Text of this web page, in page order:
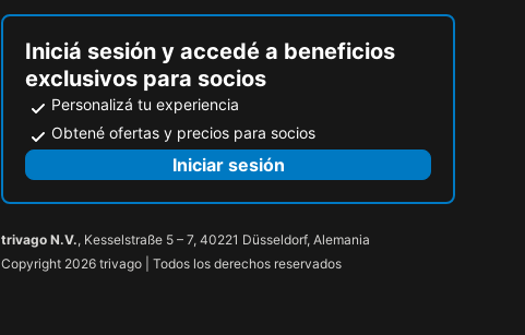
Iniciá sesión y accedé a beneficios
exclusivos para socios
Personalizá tu experiencia
Obtené ofertas y precios para socios
Iniciar sesión
trivago N.V., Kesselstraße 5 – 7, 40221 Düsseldorf, Alemania
Copyright 2026 trivago | Todos los derechos reservados